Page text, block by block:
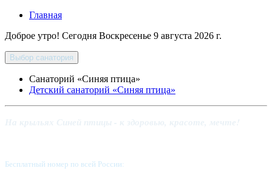
Главная
Доброе утро! Сегодня Воскресенье 9 августа 2026 г.
Выбор санатория
Санаторий «Синяя птица»
Детский санаторий «Синяя птица»
Бесплатный номер по всей России: